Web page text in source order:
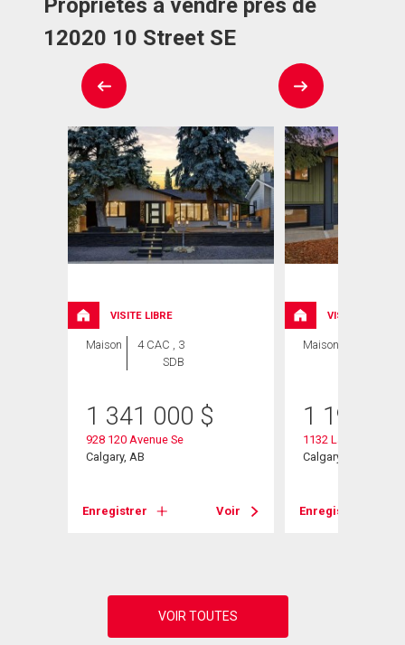
Propriétés à vendre près de
12020 10 Street SE
VISITE LIBRE
Maison
4 CAC , 3
SDB
1 341 000 $
928 120 Avenue Se
Calgary, AB
Enregistrer Voir
VISITE LIBRE
Maison
1 199
1132 Lake Sylvan
Calgary, AB
Enregistrer